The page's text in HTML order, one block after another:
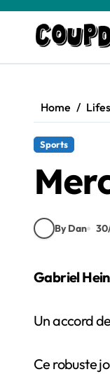
content
Home
Sports
By Dan
Gabriel
Un accord
Ce robuste